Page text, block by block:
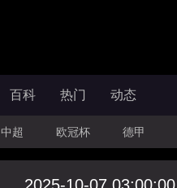
百科 热门 动态
中超 欧冠杯 德甲
2025-10-07 03:00:00